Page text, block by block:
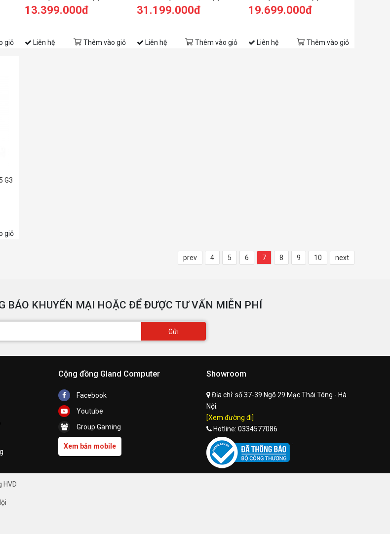
giỏ
1115G4/8GB RAM/256GB
SSD/15.6 FHD/Win11/Xanh)
13.399.000đ
Liên hệ Thêm vào giỏ
5600H/8GB RAM/512GB
SSD/15.6 FHD 165hz/RTX 3060
31.199.000đ
Liên hệ Thêm vào giỏ
1135G7/8GB RAM/256GB
SSD/14 FHD/Non OS/Đen)
19.699.000đ
Liên hệ Thêm vào giỏ
G3
giỏ
prev 4 5 6 7 8 9 10 next
BÁO KHUYẾN MẠI HOẶC ĐỂ ĐƯỢC TƯ VẤN MIỄN PHÍ
Gửi
Cộng đồng Gland Computer
Facebook
Youtube
Group Gaming
Xem bản mobile
Showroom
Địa chỉ: số 37-39 Ngõ 29 Mạc Thái Tông - Hà
Nội.
[Xem đường đi]
Hotline: 0334577086
HVD